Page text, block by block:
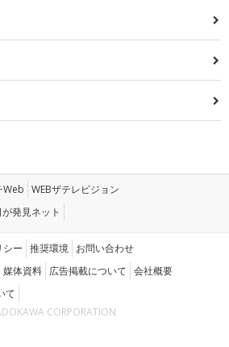
Web WEBザテレビジョン
発見ネット
シー 推奨環境 お問い合わせ
媒体資料 広告掲載について 会社概要
て
CORPORATION